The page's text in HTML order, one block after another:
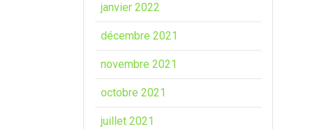
janvier 2022
décembre 2021
novembre 2021
octobre 2021
juillet 2021